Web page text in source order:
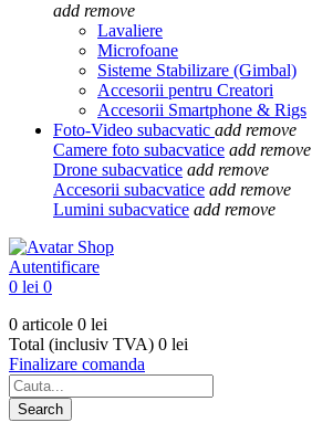
add remove
Lavaliere
Microfoane
Sisteme Stabilizare (Gimbal)
Accesorii pentru Creatori
Accesorii Smartphone & Rigs
Foto-Video subacvatic add remove
Camere foto subacvatice add remove
Drone subacvatice add remove
Accesorii subacvatice add remove
Lumini subacvatice add remove
Autentificare
0 lei 0
0 articole 0 lei
Total (inclusiv TVA) 0 lei
Finalizare comanda
Search